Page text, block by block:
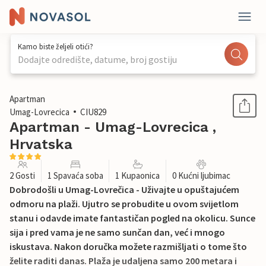
Kamo biste željeli otići?
Dodajte odredište, datume, broj gostiju
1 / 17
Apartman
Umag-Lovrecica
CIU829
Apartman - Umag-Lovrecica ,
Hrvatska
2 Gosti 1 Spavaća soba 1 Kupaonica 0 Kućni ljubimac
Dobrodošli u Umag-Lovrečica - Uživajte u opuštajućem
odmoru na plaži. Ujutro se probudite u ovom svijetlom
stanu i odavde imate fantastičan pogled na okolicu. Sunce
sija i pred vama je ne samo sunčan dan, već i mnogo
iskustava. Nakon doručka možete razmišljati o tome što
želite raditi danas. Plaža je udaljena samo 200 metara i